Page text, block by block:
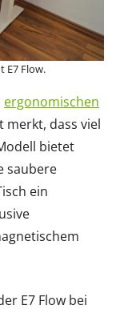
E7 Flow.
ergonomischen
merkt, dass viel
bietet
saubere
ein
E7 Flow bei